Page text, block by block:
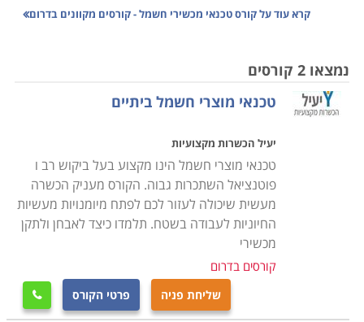
מהבית.
שצץ משבר, חשנו למעבדה לתקן ממייבש שיער ועד
טלויזיה. היום, אם התגלתה בעיה במכשיר שפג תוקף
תהליכים משונים עוברים על מכשירי החשמל הביתיים שלנו;
מצד אחד הם הופכים עם הזמן לזולים יותר, אך עם זאת הם
גם נהיים משוכללים יותר, ולכן קשים יותר לתיקון. לימודי
קורס טכנאי מכשירי חשמל מעניקים את כל הידע הנדרש
לפתור את הדילמה באמצעות האפשרות הראשונה, אשר
פעמים רבות היא החכמה והחסכונית מבין השתיים.
כיום מערך התיקונים למכשירי חשמל מתרכז פחות
קרא עוד עלקורס טכנאי מכשירי חשמל - קורסים מקוונים בדרום
נמצאו 2 קורסים
טכנאי מוצרי חשמל ביתיים
יעיל הכשרות מקצועיות
טכנאי מוצרי חשמל הינו מקצוע בעל ביקוש רב ו
פוטנציאל השתכרות גבוה. הקורס מעניק הכשרה
מעשית שיכולה לעזור לכם לפתח מיומנויות מעשיות
החיוניות לעבודה בשטח. תלמדו כיצד לאבחן ולתקן
מכשירי
קורסים בדרום
שליחת פניה פרטי הקורס 